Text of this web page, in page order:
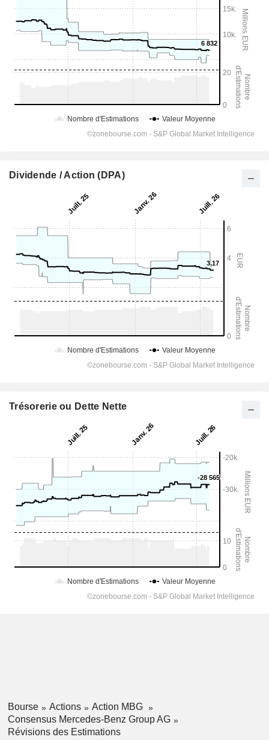
Dividende / Action (DPA)
Trésorerie ou Dette Nette
Bourse Actions
Action MBG
Consensus Mercedes-Benz Group AG
Révisions des Estimations